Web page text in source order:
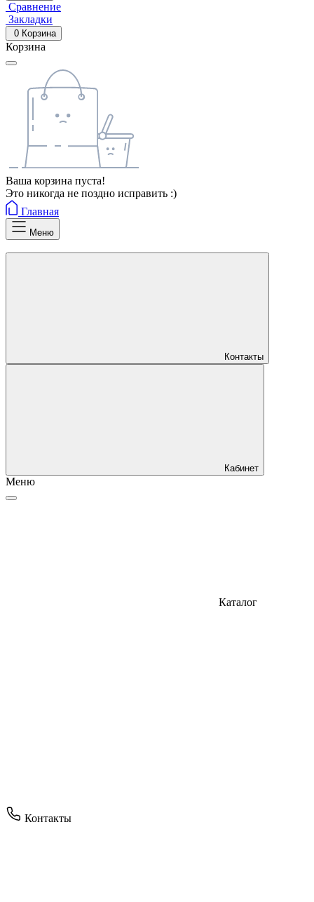
Сравнение
Закладки
0 Корзина
Корзина
Ваша корзина пуста!
Это никогда не поздно исправить :)
Главная
Меню
Контакты
Кабинет
Меню
Каталог
Контакты